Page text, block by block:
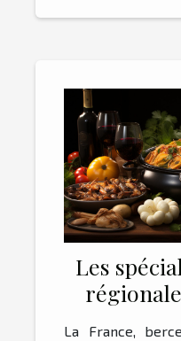
Les
La France,